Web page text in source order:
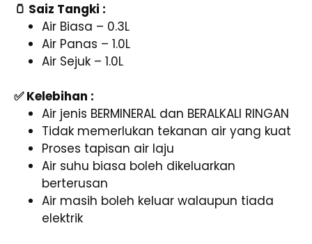
🫙 Saiz Tangki :
Air Biasa – 0.3L
Air Panas – 1.0L
Air Sejuk – 1.0L
✅ Kelebihan :
Air jenis BERMINERAL dan BERALKALI RINGAN
Tidak memerlukan tekanan air yang kuat
Proses tapisan air laju
Air suhu biasa boleh dikeluarkan
berterusan
Air masih boleh keluar walaupun tiada
elektrik